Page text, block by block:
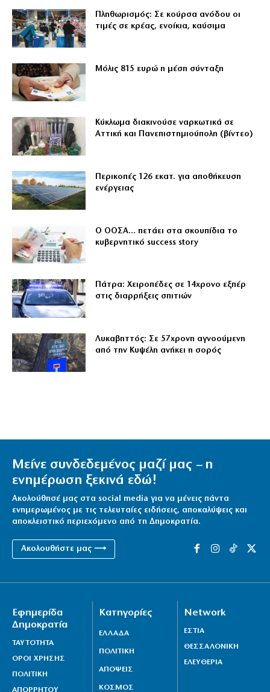
Πληθωρισμός: Σε κούρσα ανόδου οι
τιμές σε κρέας, ενοίκια, καύσιμα
Μόλις 815 ευρώ η μέση σύνταξη
Κύκλωμα διακινούσε ναρκωτικά σε
Αττική και Πανεπιστημιούπολη (βίντεο)
Περικοπές 126 εκατ. για αποθήκευση
ενέργειας
Ο ΟΟΣΑ… πετάει στα σκουπίδια το
κυβερνητικό success story
Πάτρα: Χειροπέδες σε 14χρονο εξπέρ
στις διαρρήξεις σπιτιών
Λυκαβηττός: Σε 57χρονη αγνοούμενη
από την Κυψέλη ανήκει η σορός
Μείνε συνδεδεμένος μαζί μας – η
ενημέρωση ξεκινά εδώ!
Ακολούθησέ μας στα social media για να μένεις πάντα
ενημερωμένος με τις τελευταίες ειδήσεις, αποκαλύψεις και
αποκλειστικό περιεχόμενο από τη Δημοκρατία.
Ακολουθήστε μας ⟶
Εφημερίδα
Δημοκρατία
ΤΑΥΤΟΤΗΤΑ
ΟΡΟΙ ΧΡΗΣΗΣ
ΠΟΛΙΤΙΚΗ
ΑΠΟΡΡΗΤΟΥ
Κατηγορίες
ΕΛΛΑΔΑ
ΠΟΛΙΤΙΚΗ
ΑΠΟΨΕΙΣ
ΚΟΣΜΟΣ
Network
ΕΣΤΙΑ
ΘΕΣΣΑΛΟΝΙΚΗ
ΕΛΕΥΘΕΡΙΑ